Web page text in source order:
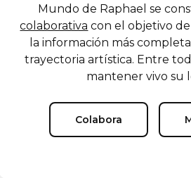
Mundo de Raphael se
colaborativa con el objetivo
la información más
trayectoria artística. Entre
mantener vivo su
Colabora